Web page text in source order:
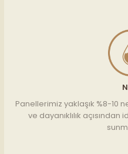
Panellerimiz yaklaşık %8-10
ve dayanıklılık